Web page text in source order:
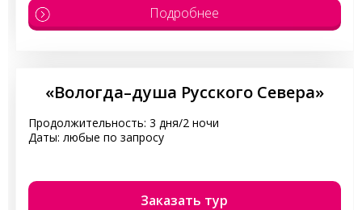
Подробнее
«Вологда–душа Русского Севера»
Продолжительность: 3 дня/2 ночи
Даты: любые по запросу
Заказать тур